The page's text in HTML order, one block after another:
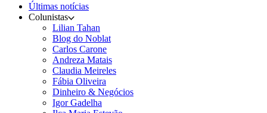
Últimas notícias
Colunistas
Lilian Tahan
Blog do Noblat
Carlos Carone
Andreza Matais
Claudia Meireles
Fábia Oliveira
Dinheiro & Negócios
Igor Gadelha